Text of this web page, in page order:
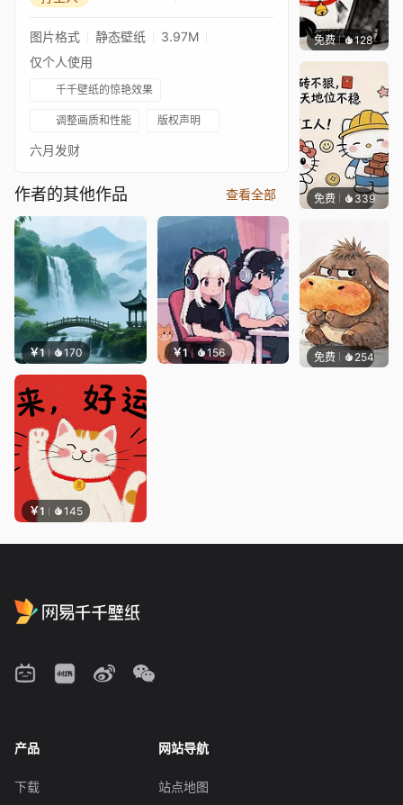
图片格式 静态壁纸
3.97M
仅个人使用
千千壁纸的惊艳效果
调整画质和性能 版权声明
六月发财
作者的其他作品 查看全部
￥1 170 ￥1 156
￥1 145
免费 128渔小小
免费 339渔小小
免费 254渔小小
产品
下载
网站导航
站点地图